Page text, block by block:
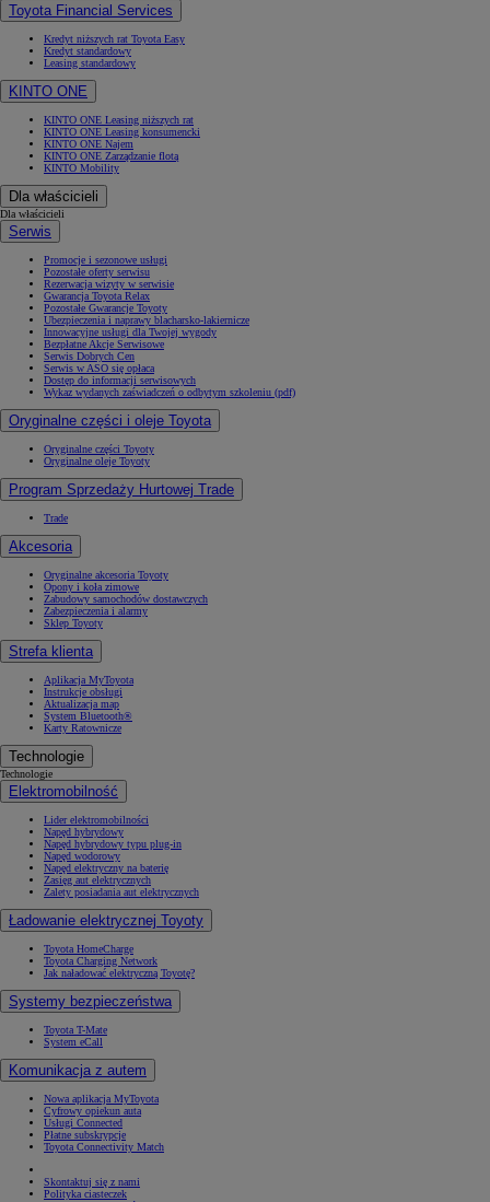
Toyota Financial Services
Kredyt niższych rat Toyota Easy
Kredyt standardowy
Leasing standardowy
KINTO ONE
KINTO ONE Leasing niższych rat
KINTO ONE Leasing konsumencki
KINTO ONE Najem
KINTO ONE Zarządzanie flotą
KINTO Mobility
Dla właścicieli
Dla właścicieli
Serwis
Promocje i sezonowe usługi
Pozostałe oferty serwisu
Rezerwacja wizyty w serwisie
Gwarancja Toyota Relax
Pozostałe Gwarancje Toyoty
Ubezpieczenia i naprawy blacharsko-lakiernicze
Innowacyjne usługi dla Twojej wygody
Bezpłatne Akcje Serwisowe
Serwis Dobrych Cen
Serwis w ASO się opłaca
Dostęp do informacji serwisowych
Wykaz wydanych zaświadczeń o odbytym szkoleniu (pdf)
Oryginalne części i oleje Toyota
Oryginalne części Toyoty
Oryginalne oleje Toyoty
Program Sprzedaży Hurtowej Trade
Trade
Akcesoria
Oryginalne akcesoria Toyoty
Opony i koła zimowe
Zabudowy samochodów dostawczych
Zabezpieczenia i alarmy
Sklep Toyoty
Strefa klienta
Aplikacja MyToyota
Instrukcje obsługi
Aktualizacja map
System Bluetooth®
Karty Ratownicze
Technologie
Technologie
Elektromobilność
Lider elektromobilności
Napęd hybrydowy
Napęd hybrydowy typu plug-in
Napęd wodorowy
Napęd elektryczny na baterię
Zasięg aut elektrycznych
Zalety posiadania aut elektrycznych
Ładowanie elektrycznej Toyoty
Toyota HomeCharge
Toyota Charging Network
Jak naładować elektryczną Toyotę?
Systemy bezpieczeństwa
Toyota T-Mate
System eCall
Komunikacja z autem
Nowa aplikacja MyToyota
Cyfrowy opiekun auta
Usługi Connected
Płatne subskrypcje
Toyota Connectivity Match
Skontaktuj się z nami
Polityka ciasteczek